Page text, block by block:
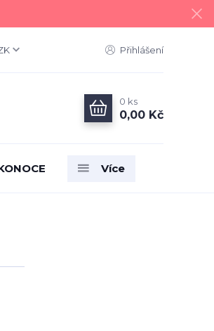
Přihlášení
0 ks
0,00 Kč
Více